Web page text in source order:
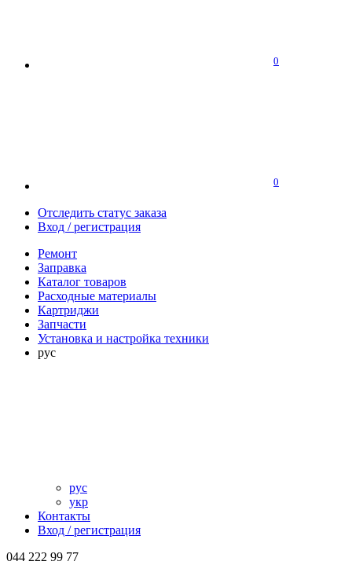
0
0
Отследить статус заказа
Вход / регистрация
Ремонт
Заправка
Каталог товаров
Расходные материалы
Картриджи
Запчасти
Установка и настройка техники
рус
рус
укр
Контакты
Вход / регистрация
044 222 99 77